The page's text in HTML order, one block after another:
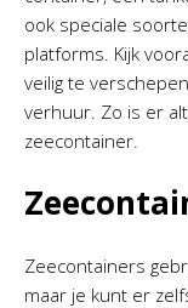
ook speciale
platforms. Kijk
veilig te
verhuur. Zo is er
zeecontainer.
Zeecontainers
maar je kunt er